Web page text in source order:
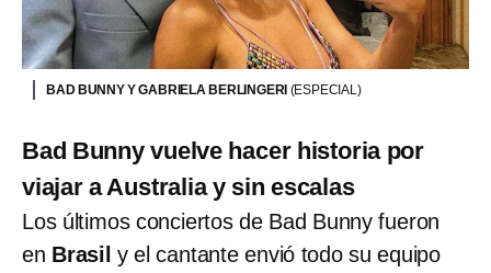
BAD BUNNY Y GABRIELA BERLINGERI (ESPECIAL)
Bad Bunny vuelve hacer historia por
viajar a Australia y sin escalas
Los últimos conciertos de Bad Bunny fueron
en Brasil y el cantante envió todo su equipo